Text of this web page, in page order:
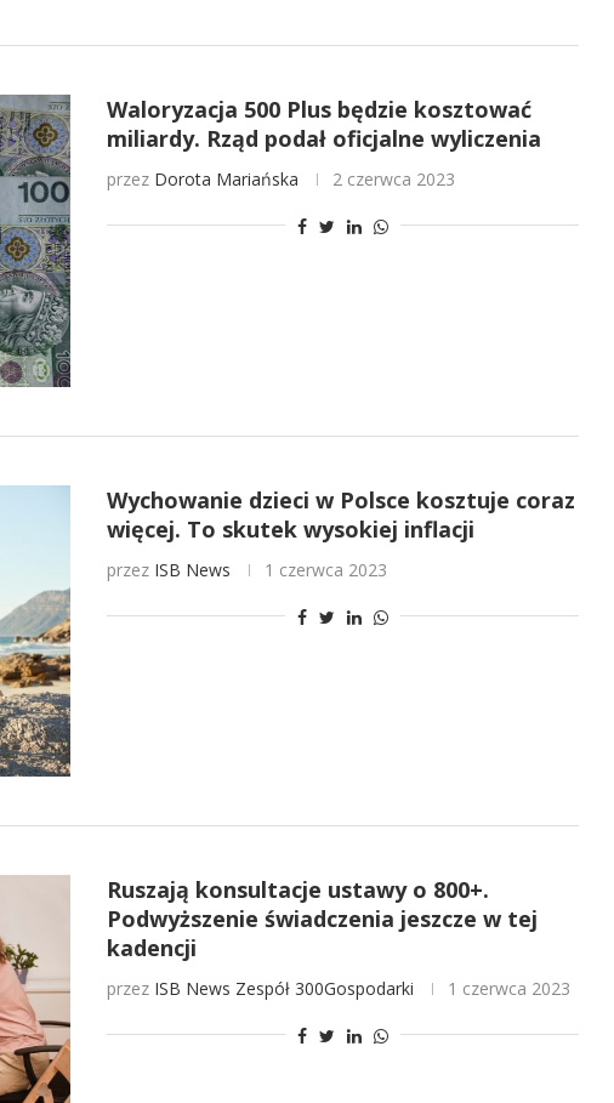
Waloryzacja 500 Plus będzie kosztować
miliardy. Rząd podał oficjalne wyliczenia
przez Dorota Mariańska 2 czerwca 2023
Wychowanie dzieci w Polsce kosztuje coraz
więcej. To skutek wysokiej inflacji
przez ISB News 1 czerwca 2023
Ruszają konsultacje ustawy o 800+.
Podwyższenie świadczenia jeszcze w tej
kadencji
przez ISB News Zespół 300Gospodarki 1 czerwca 2023